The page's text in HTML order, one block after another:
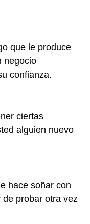
que le produce
negocio
confianza.
ciertas
alguien nuevo
hace soñar con
probar otra vez